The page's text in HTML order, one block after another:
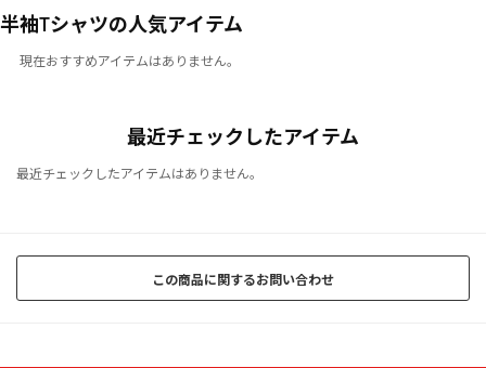
半袖Tシャツの人気アイテム
現在おすすめアイテムはありません。
最近チェックしたアイテム
最近チェックしたアイテムはありません。
この商品に関するお問い合わせ